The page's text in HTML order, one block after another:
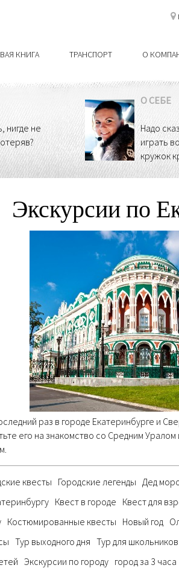
КНИГА ТРАНСПОРТ О
нигде не
О СЕБЕ
Надо
играть
кружок
Экскурсии по
раз в городе Екатеринбурге и
его на знакомство со Средним
квесты Городские легенды Дед
Квест в городе Квест для
Костюмированные квесты Новый год
Тур выходного дня Тур для школьников
Экскурсии по городу город за 3 часа